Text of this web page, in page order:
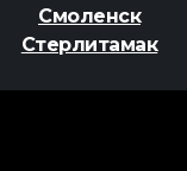
Смоленск
Стерлитамак